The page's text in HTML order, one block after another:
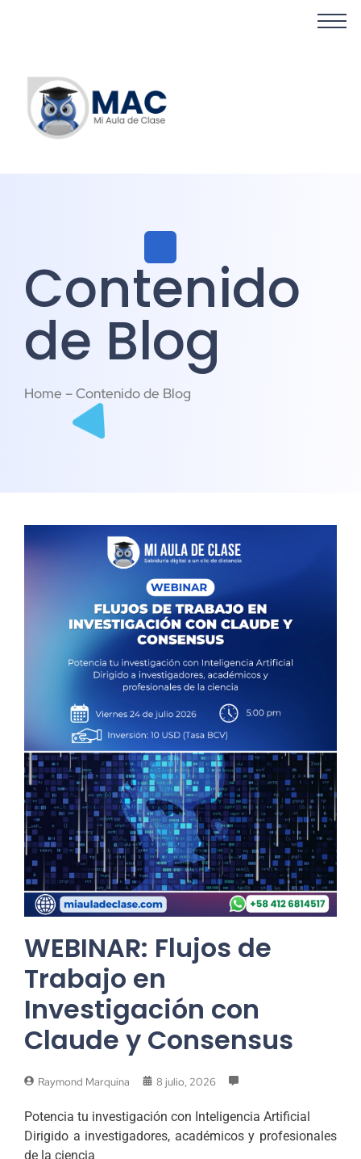
Contenido
de Blog
Home – Contenido de Blog
WEBINAR: Flujos de
Trabajo en
Investigación con
Claude y Consensus
Raymond Marquina 8 julio, 2026
Potencia tu investigación con Inteligencia Artificial
Dirigido a investigadores, académicos y profesionales
de la ciencia